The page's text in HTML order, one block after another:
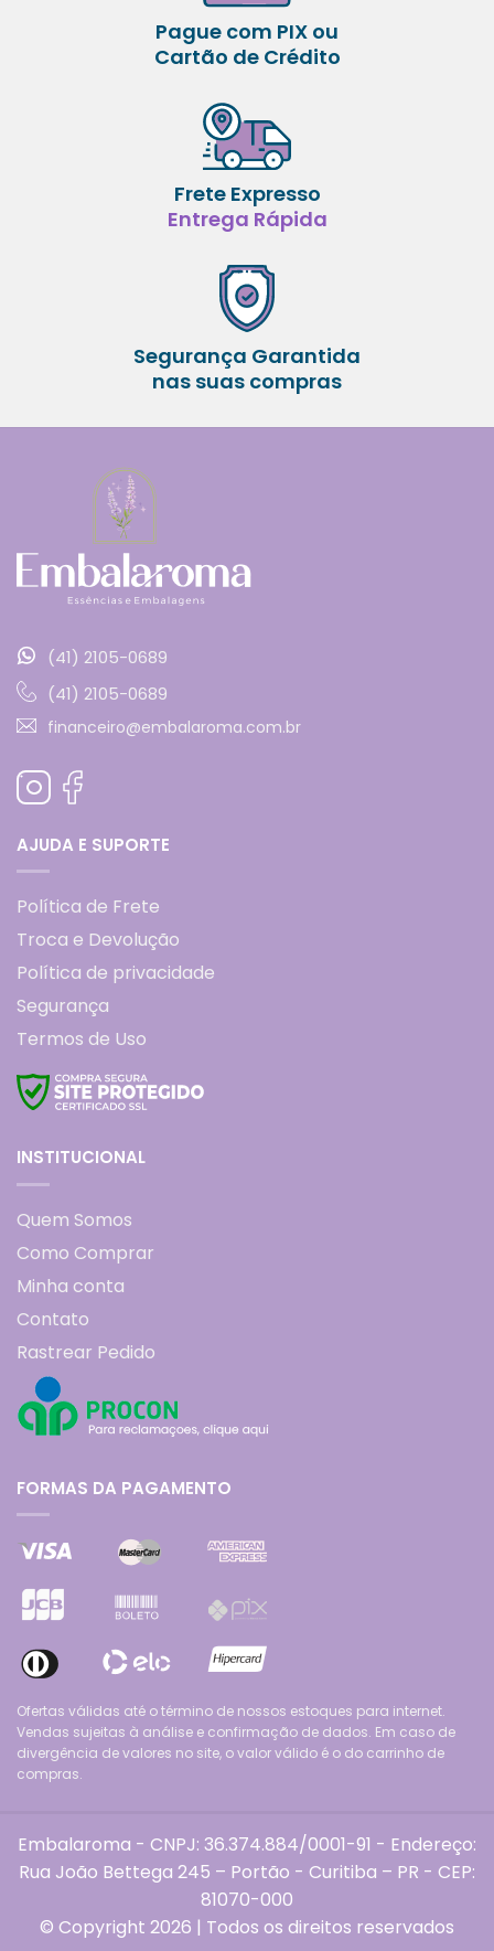
Pague com PIX ou
Cartão de Crédito
Frete Expresso
Entrega Rápida
Segurança Garantida
nas suas compras
(41) 2105-0689
(41) 2105-0689
financeiro@embalaroma.com.br
AJUDA E SUPORTE
Política de Frete
Troca e Devolução
Política de privacidade
Segurança
Termos de Uso
INSTITUCIONAL
Quem Somos
Como Comprar
Minha conta
Contato
Rastrear Pedido
FORMAS DA PAGAMENTO
Ofertas válidas até o término de nossos estoques para internet.
Vendas sujeitas à análise e confirmação de dados. Em caso de
divergência de valores no site, o valor válido é o do carrinho de
compras.
Embalaroma - CNPJ: 36.374.884/0001-91 - Endereço:
Rua João Bettega 245 – Portão - Curitiba – PR - CEP:
81070-000
© Copyright 2026 | Todos os direitos reservados